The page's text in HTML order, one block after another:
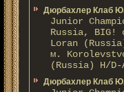
Дюрбахлер Клаб
Junior
Russia, BIG!
Loran
м.
(Russia) H/
Дюрбахлер Клаб